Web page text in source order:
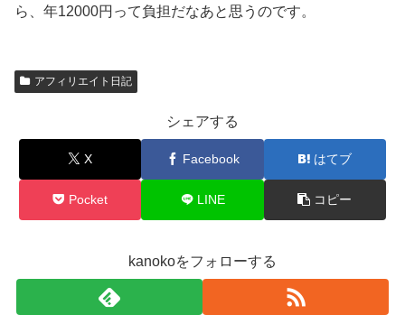
ら、年12000円って負担だなあと思うのです。
アフィリエイト日記
シェアする
X Facebook はてブ
Pocket LINE コピー
kanokoをフォローする